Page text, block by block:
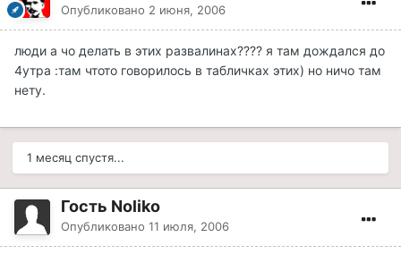
Опубликовано 2 июня, 2006
люди а чо делать в этих развалинах???? я там дождался до
4утра :там чтото говорилось в табличках этих) но ничо там
нету.
1 месяц спустя...
Гость Noliko
Опубликовано 11 июля, 2006